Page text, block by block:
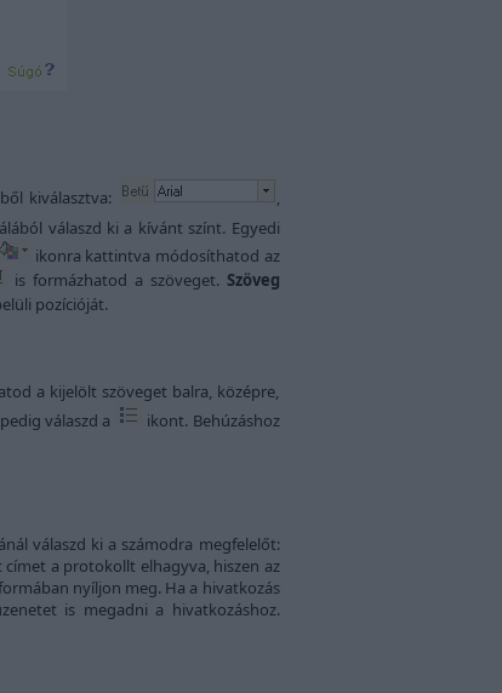
kiválasztva:
,
válaszd ki a kívánt színt. Egyedi
ikonra kattintva módosíthatod az
is formázhatod a szöveget. Szöveg
pozícióját.
a kijelölt szöveget balra, középre,
válaszd a
ikont. Behúzáshoz
válaszd ki a számodra megfelelőt:
a protokollt elhagyva, hiszen az
nyíljon meg. Ha a hivatkozás
is megadni a hivatkozáshoz.